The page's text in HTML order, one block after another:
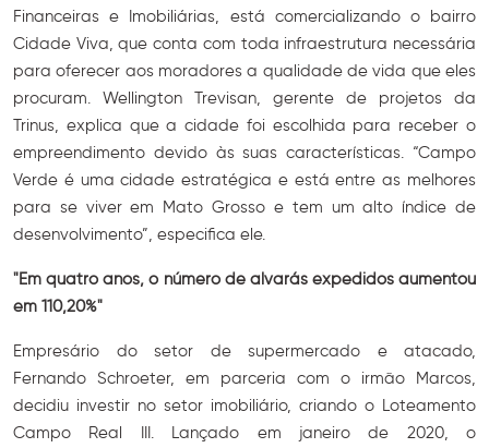
Financeiras e Imobiliárias, está comercializando o bairro
Cidade Viva, que conta com toda infraestrutura necessária
para oferecer aos moradores a qualidade de vida que eles
procuram. Wellington Trevisan, gerente de projetos da
Trinus, explica que a cidade foi escolhida para receber o
empreendimento devido às suas características. “Campo
Verde é uma cidade estratégica e está entre as melhores
para se viver em Mato Grosso e tem um alto índice de
desenvolvimento”, especifica ele.
"Em quatro anos, o número de alvarás expedidos aumentou
em 110,20%"
Empresário do setor de supermercado e atacado,
Fernando Schroeter, em parceria com o irmão Marcos,
decidiu investir no setor imobiliário, criando o Loteamento
Campo Real III. Lançado em janeiro de 2020, o